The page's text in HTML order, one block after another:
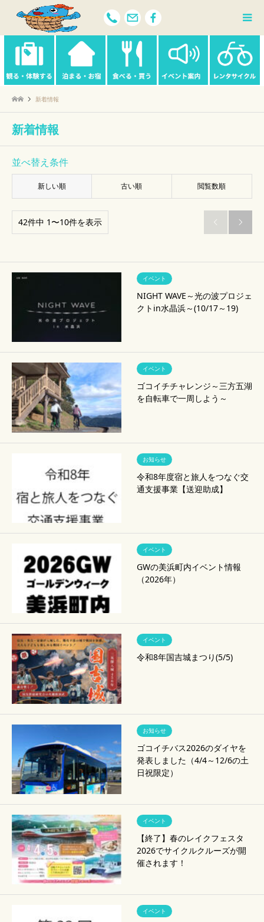
新着情報
新着情報
並べ替え条件
新しい順 古い順 閲覧数順
42件中 1〜10件を表示  
イベント
NIGHT WAVE～光の波プロジェ
クトin水晶浜～(10/17～19)
イベント
ゴコイチチャレンジ～三方五湖
を自転車で一周しよう～
お知らせ
令和8年度宿と旅人をつなぐ交
通支援事業【送迎助成】
イベント
GWの美浜町内イベント情報
（2026年）
イベント
令和8年国吉城まつり(5/5)
お知らせ
ゴコイチバス2026のダイヤを
発表しました（4/4～12/6の土
日祝限定）
イベント
【終了】春のレイクフェスタ
2026でサイクルクルーズが開
催されます！
イベント